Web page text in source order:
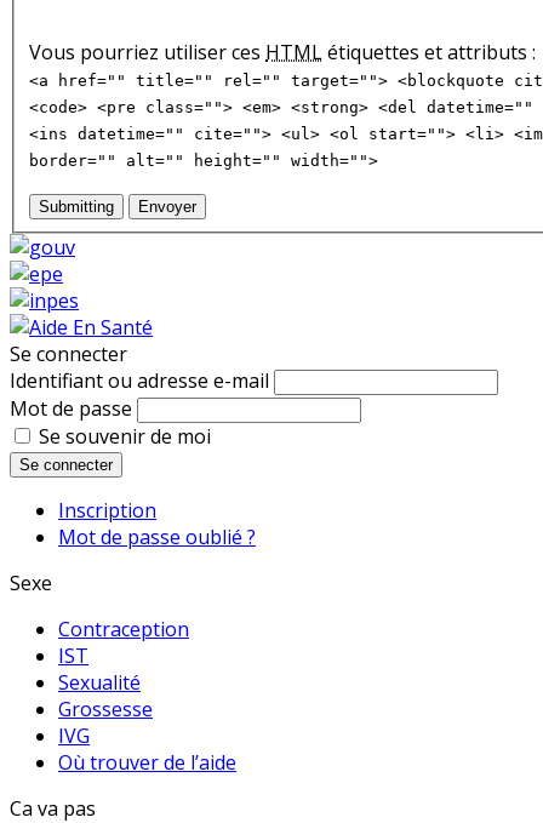
Vous pourriez utiliser ces HTMLétiquettes et attributs :
<a href="" title="" rel="" target=""> <blockquote
<code> <pre class=""> <em> <strong> <del
<ins datetime="" cite=""> <ul> <ol start=""> <li>
border="" alt="" height="" width="">
Submitting Envoyer
Se connecter
Identifiant ou adresse e-mail
Mot de passe
Se souvenir de moi
Se connecter
Inscription
Mot de passe oublié ?
Sexe
Contraception
IST
Sexualité
Grossesse
IVG
Où trouver de l’aide
Ca va pas